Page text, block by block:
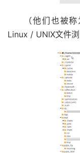
（他们也被
Linux / UNIX文件浏